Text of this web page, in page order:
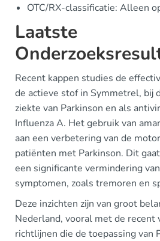
OTC/RX-classificatie: Alleen
Laatste
Recent kappen studies de
de actieve stof in Symmetrel, bij
ziekte van Parkinson en als
Influenza A. Het gebruik van
aan een verbetering van de
patiënten met Parkinson. Dit
een significante vermindering
symptomen, zoals tremoren en
Deze inzichten zijn van groot
Nederland, vooral met de recent
richtlijnen die de toepassing van